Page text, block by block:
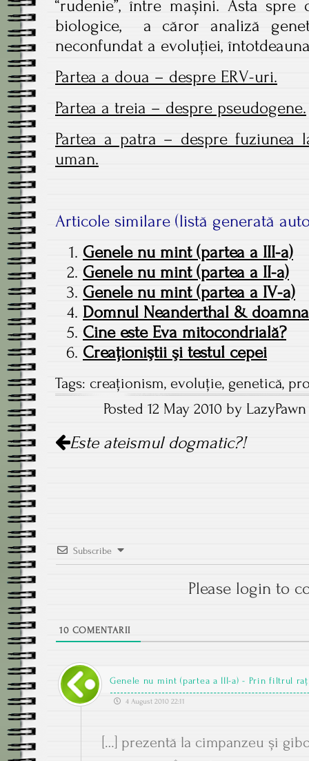
“rudenie”, între mașini. Asta spre
biologice, a căror analiză
neconfundat a evoluției,
Partea a doua – despre ERV-uri.
Partea a treia – despre pseudogene.
Partea a patra – despre fuziunea
uman.
Articole similare (listă generată
Genele nu mint (partea a III-a)
Genele nu mint (partea a II-a)
Genele nu mint (partea a IV-a)
Domnul Neanderthal &
Cine este Eva mitocondrială?
Creaţioniştii şi testul cepei
Tags: creaţionism, evoluţie, genetică,
Posted 12 May 2010 by
navigation
Este ateismul dogmatic?!
Subscribe
Please login to
10 COMENTARII
Genele nu mint (partea a III-a) - Prin filtrul
4 August 2010 22:11
[…] prezentă la cimpanzeu și